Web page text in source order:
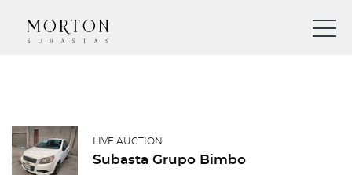
LIVE AUCTION
Subasta Grupo Bimbo